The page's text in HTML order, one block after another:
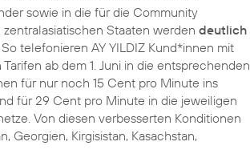
sowie in die für die Community
Staaten werden deutlich
telefonieren AY YILDIZ Kund*innen mit
ab dem 1. Juni in die entsprechenden
für nur noch 15 Cent pro Minute ins
für 29 Cent pro Minute in die jeweiligen
Von diesen verbesserten Konditionen
Georgien, Kirgisistan, Kasachstan,